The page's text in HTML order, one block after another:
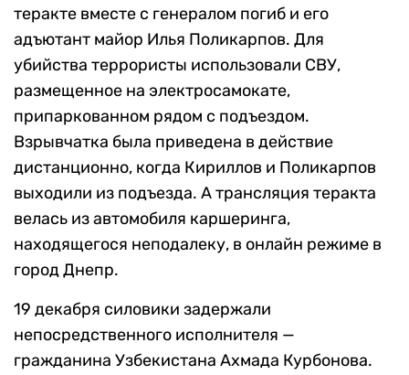
теракте вместе с генералом погиб и его
адъютант майор Илья Поликарпов. Для
убийства террористы использовали СВУ,
размещенное на электросамокате,
припаркованном рядом с подъездом.
Взрывчатка была приведена в действие
дистанционно, когда Кириллов и Поликарпов
выходили из подъезда. А трансляция теракта
велась из автомобиля каршеринга,
находящегося неподалеку, в онлайн режиме в
город Днепр.
19 декабря силовики задержали
непосредственного исполнителя —
гражданина Узбекистана Ахмада Курбонова.